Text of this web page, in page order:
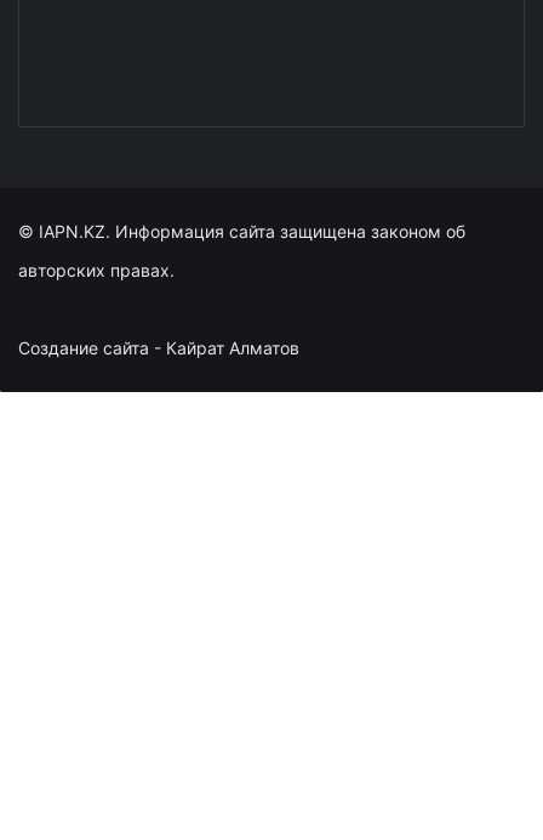
© IAPN.KZ. Информация сайта защищена законом об
авторских правах.
Создание сайта - Кайрат Алматов